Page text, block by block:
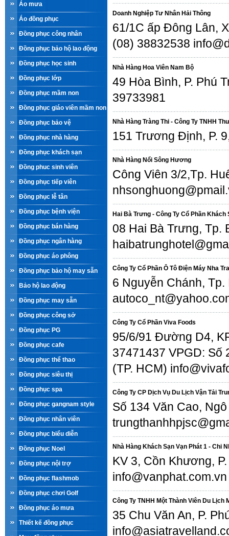
Áo mưa
Áo đồng phục
Đồng phục công nhân
Đồng phục bảo hộ lao động
Đồng phục học sinh
Đồng phục lớp
Đồng phục mầm non
Đồng phục giáo viên mầm non
Đồng phục bảo vệ
Đồng phục nhà hàng
Đồng phục khách sạn
Đồng phuc sinh viên
Đồng phục tiếp viên
Đồng phục lễ tân
Đồng phục bệnh viện
Đồng phục bán hàng
Đồng phục ngân hàng
Đồng phục áo phông
Đồng phục bảo hộ may sẵn
Bảo hộ lao động
Đồng phục may sẵn
Đồng phục công sở
Đồng phục PG
Đồng phục cafe
Đồng phục thể thao
Đồng phục siêu thị
Đồng phục spa
Đồng phục gangnam style
Đồng phục nhân viên
Đồng phục biểu diễn
Đồng phục Noel
Đồng phục nội trợ
Đồng phục flashmob
Đồng phục chơi Golf
Đồng phục áo mưa
Thiết kế đồng phục
Doanh Nghiệp Tư Nhân Hải Thông
61/1C ấp Đông Lân,
(08) 38832538
Nhà Hàng Hoa Viên Nam Bộ
49 Hòa Bình, P. Phú
39733981
Nhà Hàng Tràng Thi - Công Ty TNHH
151 Trương Định, P.
Nhà Hàng Nổi Sông Hương
Công Viên 3/2,Tp.
Hai Bà Trưng - Công Ty Cổ Phần Khách
08 Hai Bà Trưng, Tp.
Công Ty Cổ Phần Ô Tô Điện Máy Nha
6 Nguyễn Chánh,
Công Ty Cổ Phần Viva Foods
95/6/91 Đường D4,
37471437 VPGD: Số
(TP. HCM)
Công Ty CP Dịch Vụ Du Lịch Vận Tải
Số 134 Văn Cao,
Nhà Hàng Khách Sạn Vạn Phát 1 - Chi
KV 3, Cồn Khương,
info@vanphat.com.vn
Công Ty TNHH Một Thành Viên Du Lịch
35 Chu Văn An, P.